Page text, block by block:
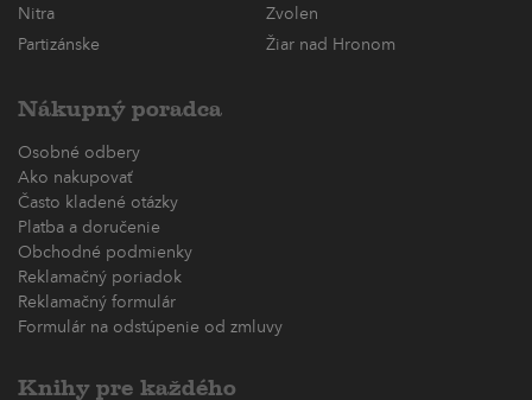
Nitra
Zvolen
Partizánske
Žiar nad Hronom
Nákupný poradca
Osobné odbery
Ako nakupovať
Často kladené otázky
Platba a doručenie
Obchodné podmienky
Reklamačný poriadok
Reklamačný formulár
Formulár na odstúpenie od zmluvy
Knihy pre každého